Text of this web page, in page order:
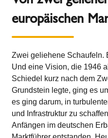
europäischen
Zwei geliehene Schaufeln.
Und eine Vision, die 1946
Schiedel kurz nach dem
Grundstein legte, ging es
es ging darum, in
und Infrastruktur zu
Anfängen im deutschen